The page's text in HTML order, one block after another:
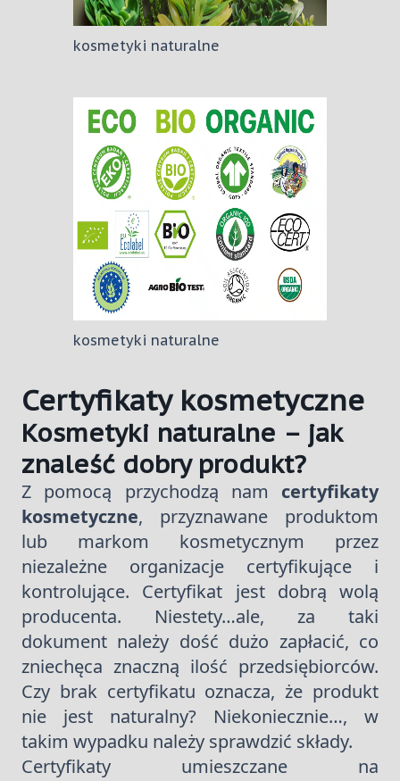
kosmetyki naturalne
kosmetyki naturalne
Certyfikaty kosmetyczne
Kosmetyki naturalne – jak
znaleść dobry produkt?
Z pomocą przychodzą nam certyfikaty
kosmetyczne, przyznawane produktom
lub markom kosmetycznym przez
niezależne organizacje certyfikujące i
kontrolujące. Certyfikat jest dobrą wolą
producenta. Niestety…ale, za taki
dokument należy dość dużo zapłacić, co
zniechęca znaczną ilość przedsiębiorców.
Czy brak certyfikatu oznacza, że produkt
nie jest naturalny? Niekoniecznie…, w
takim wypadku należy sprawdzić składy.
Certyfikaty umieszczane na